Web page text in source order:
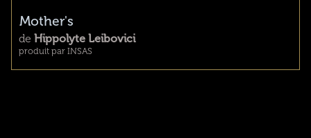
Mother's
de Hippolyte Leibovici
produit par INSAS